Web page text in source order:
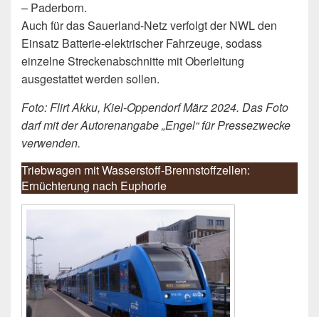
– Paderborn.
Auch für das Sauerland-Netz verfolgt der NWL den
Einsatz Batterie-elektrischer Fahrzeuge, sodass
einzelne Streckenabschnitte mit Oberleitung
ausgestattet werden sollen.
Foto: Flirt Akku, Kiel-Oppendorf März 2024. Das Foto
darf mit der Autorenangabe „Engel“ für Pressezwecke
verwenden.
Triebwagen mit Wasserstoff-Brennstoffzellen:
Ernüchterung nach Euphorie